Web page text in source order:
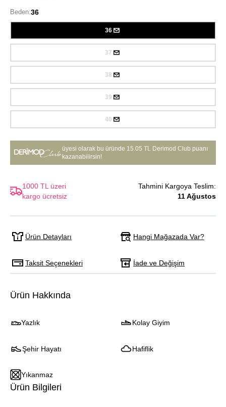
Beden:36
36
37
38
39
40
üyesi olarak bu üründe 15.05 TL Derimod Club puanı
kazanabilirsin!
1000 TL üzeri
kargo ücretsiz
Tahmini Kargoya Teslim:
11 Ağustos
Ürün Detayları Hangi Mağazada Var?
Taksit Seçenekleri İade ve Değişim
Ürün Hakkında
Yazlık Kolay Giyim
Şehir Hayatı Hafiflik
Yıkanmaz
Ürün Bilgileri